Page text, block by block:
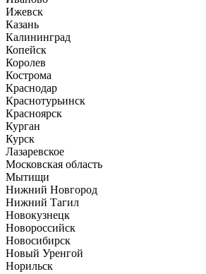
Ижевск
Казань
Калининград
Копейск
Королев
Кострома
Краснодар
Краснотурьинск
Красноярск
Курган
Курск
Лазаревское
Московская область
Мытищи
Нижний Новгород
Нижний Тагил
Новокузнецк
Новороссийск
Новосибирск
Новый Уренгой
Норильск